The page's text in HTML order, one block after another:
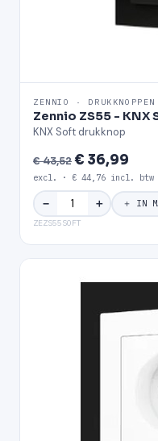
ZENNIO ·
Zennio ZS55 - KNX
KNX Soft drukknop
€ 43,52€ 36,99
excl. · € 44,76 incl. btw
− ＋ ＋ IN
ZEZS55SOFT